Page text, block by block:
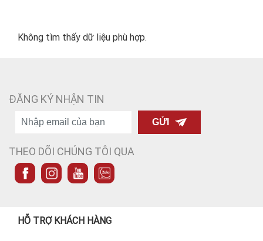
Không tìm thấy dữ liệu phù hợp.
ĐĂNG KÝ NHẬN TIN
GỬI
THEO DÕI CHÚNG TÔI QUA
HỖ TRỢ KHÁCH HÀNG